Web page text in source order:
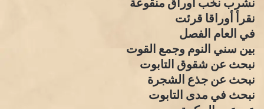
نشرب نخب أوراق منقوعة
نقرأ أوراقا قرئت
في العام الفصل
بين سني النوم وجمع القوت
نبحث عن شقوق التابوت
نبحث عن جذع الشجرة
نبحث في مدى التابوت